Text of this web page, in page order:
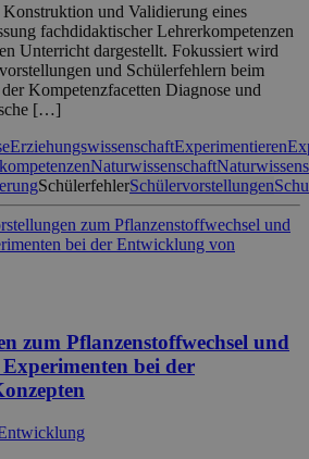
und Validierung eines
fachdidaktischer Lehrerkompetenzen
Unterricht dargestellt. Fokussiert wird
und Schülerfehlern beim
Kompetenzfacetten Diagnose und
[…]
ErziehungswissenschaftExperimentieren
Naturwissenschaft
SchülerfehlerSchülervorstellungen
zum Pflanzenstoffwechsel und
bei der